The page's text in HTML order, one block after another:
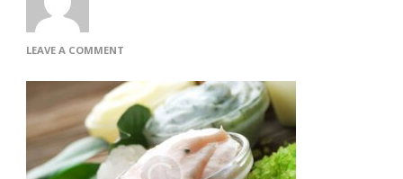
LEAVE A COMMENT
7